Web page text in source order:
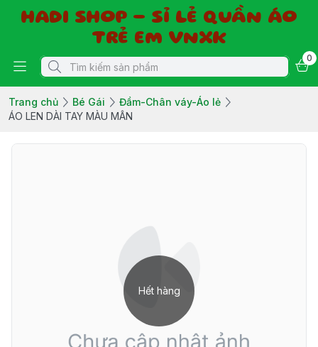
HADI SHOP - SỈ LẺ QUẦN ÁO
TRẺ EM VNXK
0
Trang chủ Bé Gái
Đầm-Chân váy-Áo lẻ
ÁO LEN DÀI TAY MÀU MÂN
Hết hàng